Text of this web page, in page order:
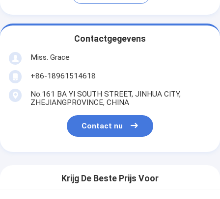
Contactgegevens
Miss. Grace
+86-18961514618
No.161 BA YI SOUTH STREET, JINHUA CITY,
ZHEJIANGPROVINCE, CHINA
Contact nu
Krijg De Beste Prijs Voor